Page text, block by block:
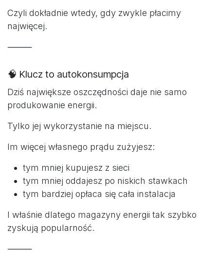
Czyli dokładnie wtedy, gdy zwykle płacimy
najwięcej.
⸻
🧠 Klucz to autokonsumpcja
Dziś największe oszczędności daje nie samo
produkowanie energii.
Tylko jej wykorzystanie na miejscu.
Im więcej własnego prądu zużyjesz:
tym mniej kupujesz z sieci
tym mniej oddajesz po niskich stawkach
tym bardziej opłaca się cała instalacja
I właśnie dlatego magazyny energii tak szybko
zyskują popularność.
⸻